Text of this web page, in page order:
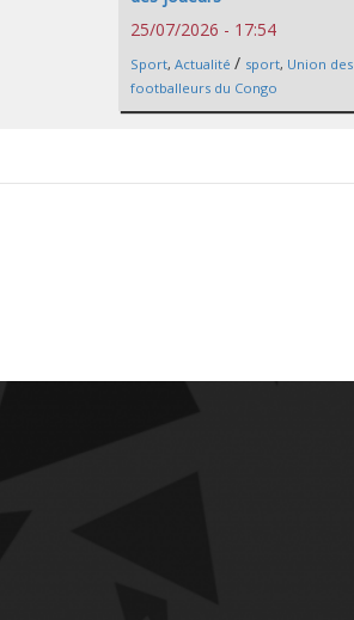
25/07/2026 - 17:54
Sport, Actualité / sport, Union des
footballeurs du Congo